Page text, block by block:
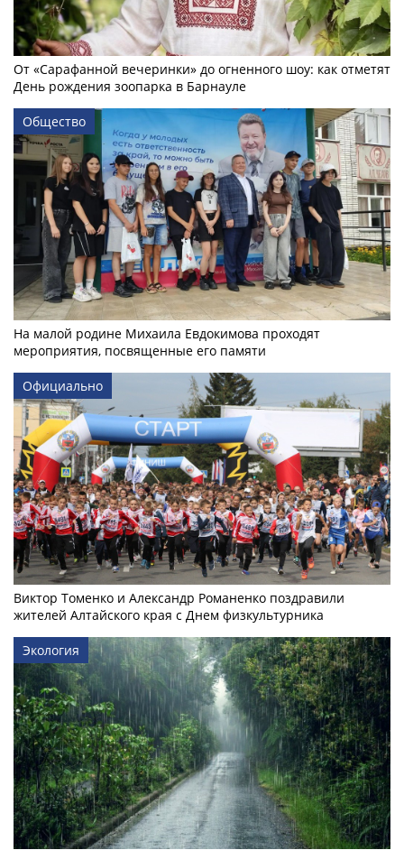
От «Сарафанной вечеринки» до огненного шоу: как отметят
День рождения зоопарка в Барнауле
Общество
На малой родине Михаила Евдокимова проходят
мероприятия, посвященные его памяти
Официально
Виктор Томенко и Александр Романенко поздравили
жителей Алтайского края с Днем физкультурника
Экология